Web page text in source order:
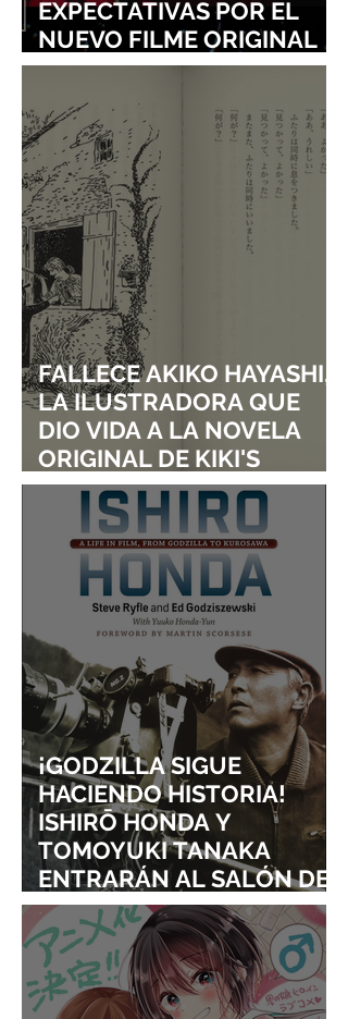
EXPECTATIVAS POR EL
NUEVO FILME ORIGINAL
DE SHINGO NATSUME!
FALLECE AKIKO HAYASHI,
LA ILUSTRADORA QUE
DIO VIDA A LA NOVELA
ORIGINAL DE KIKI'S
DELIVERY SERVICE
¡GODZILLA SIGUE
HACIENDO HISTORIA!
ISHIRŌ HONDA Y
TOMOYUKI TANAKA
ENTRARÁN AL SALÓN DE
LA FAMA DE LOS EFECTOS
VISUALES